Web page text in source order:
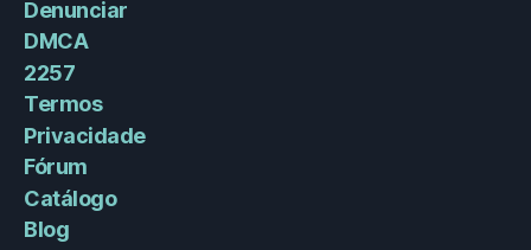
Denunciar
DMCA
2257
Termos
Privacidade
Fórum
Catálogo
Blog